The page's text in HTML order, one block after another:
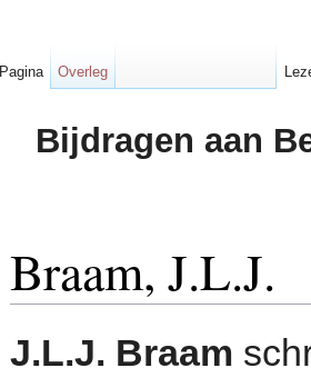
Bijdragen aan
Braam, J.L.J.
J.L.J. Braam
Pagina Overleg